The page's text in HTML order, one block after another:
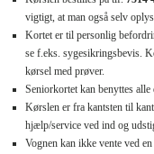
vigtigt, at man også selv
Kortet er til personlig
se f.eks. sygesikringsbevis.
kørsel med prøver.
Seniorkortet kan benyttes
Kørslen er fra kantsten til
hjælp/service ved ind og
Vognen kan ikke vente ved